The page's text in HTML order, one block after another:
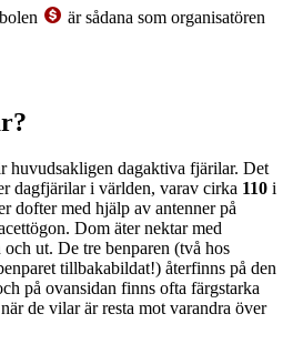
är sådana som organisatören
huvudsakligen dagaktiva fjärilar. Det
dagfjärilar i världen, varav cirka 110 i
dofter med hjälp av antenner på
Dom äter nektar med
ut. De tre benparen (två hos
tillbakabildat!) återfinns på den
på ovansidan finns ofta färgstarka
de vilar är resta mot varandra över